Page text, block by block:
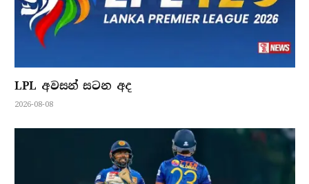
LPL අවසන් සටන අද
2026-08-08